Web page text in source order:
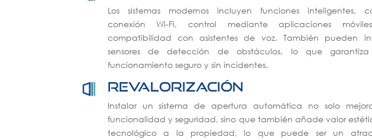
Los sistemas modernos incluyen funciones inteligentes,
conexión Wi-Fi, control mediante aplicaciones
compatibilidad con asistentes de voz. También pueden
sensores de detección de obstáculos, lo que
funcionamiento seguro y sin incidentes.
Revalorización
Instalar un sistema de apertura automática no solo
funcionalidad y seguridad, sino que también añade valor
tecnológico a la propiedad, lo que puede ser un